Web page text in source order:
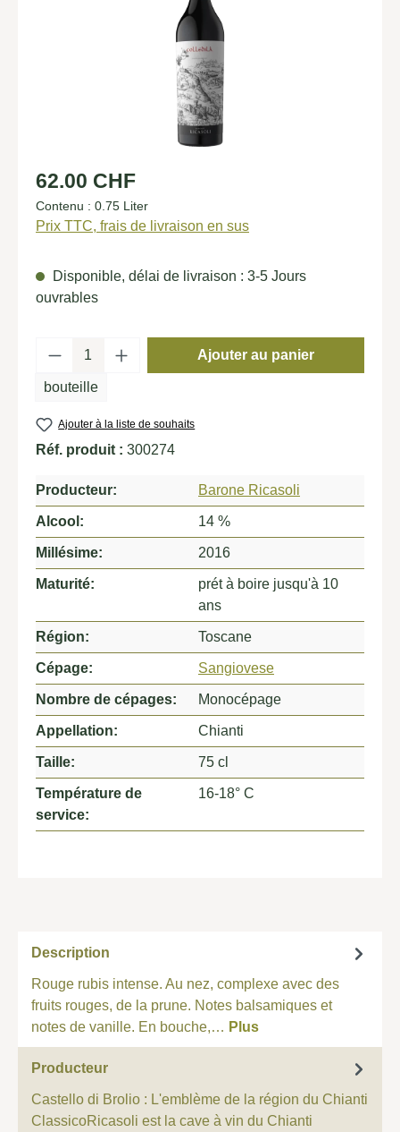
Prix régulier :
62.00 CHF
Contenu : 0.75 Liter
Prix TTC, frais de livraison en sus
Disponible, délai de livraison : 3-5 Jours
ouvrables
Quantité de produit : Entrez la quantité
bouteille
Ajouter au panier
Ajouter à la liste de souhaits
Réf. produit : 300274
Producteur: Barone Ricasoli
Alcool: 14 %
Millésime: 2016
Maturité:
prét à boire jusqu'à 10
ans
Région: Toscane
Cépage: Sangiovese
Nombre de cépages: Monocépage
Appellation: Chianti
Taille: 75 cl
Température de
service:
16-18° C
Description
Rouge rubis intense. Au nez, complexe avec des
fruits rouges, de la prune. Notes balsamiques et
notes de vanille. En bouche,… Plus
Producteur
Castello di Brolio : L'emblème de la région du Chianti
ClassicoRicasoli est la cave à vin du Chianti